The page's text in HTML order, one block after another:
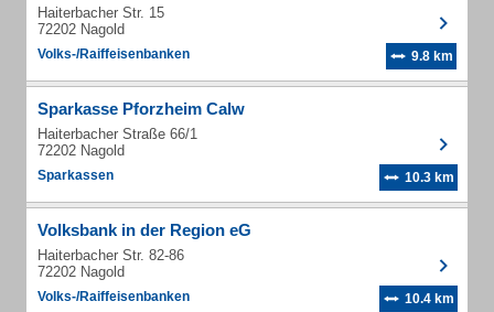
Haiterbacher Str. 15
72202 Nagold
Volks-/Raiffeisenbanken 9.8 km
Sparkasse Pforzheim Calw
Haiterbacher Straße 66/1
72202 Nagold
Sparkassen 10.3 km
Volksbank in der Region eG
Haiterbacher Str. 82-86
72202 Nagold
Volks-/Raiffeisenbanken 10.4 km